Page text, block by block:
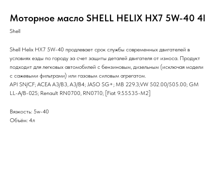
Моторное масло SHELL HELIX HX7 5W-40 4l
Shell
Shell Helix HX7 5W-40 продлевает срок службы современных двигателей в
условиях езды по городу за счет защиты деталей двигателя от износа. Продукт
подходит для легковых автомобилей с бензиновым, дизельным (исключая модели
с сажевыми фильтрами) или газовым силовым агрегатом.
API SN/CF; ACEA A3/B3, A3/B4; JASO SG+; MB 229.3;VW 502.00/505.00; GM
LL-A/B-025; Renault RN0700, RN0710; [Fiat 9.55535-M2]
Вязкость: 5w-40
Объём: 4л